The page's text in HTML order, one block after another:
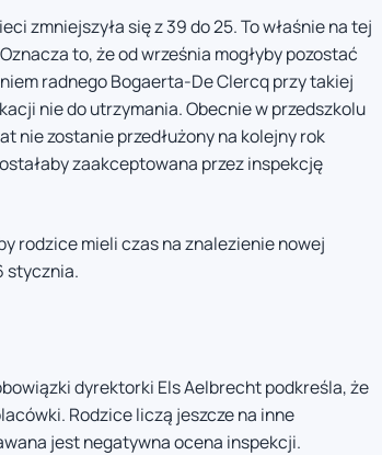
zmniejszyła się z 39 do 25. To właśnie na tej
to, że od września mogłyby pozostać
radnego Bogaerta-De Clercq przy takiej
nie do utrzymania. Obecnie w przedszkolu
nie zostanie przedłużony na kolejny rok
zaakceptowana przez inspekcję
rodzice mieli czas na znalezienie nowej
stycznia.
dyrektorki Els Aelbrecht podkreśla, że
Rodzice liczą jeszcze na inne
jest negatywna ocena inspekcji.